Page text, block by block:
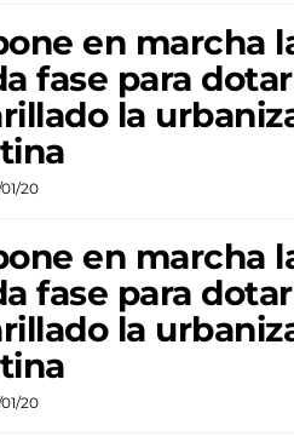
en marcha
fase para
la
01/20
en marcha
fase para
la
01/20